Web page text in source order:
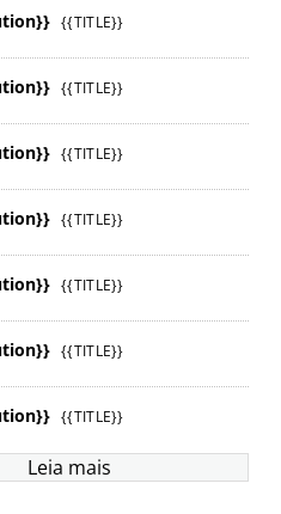
{{TITLE}}
{{TITLE}}
{{TITLE}}
{{TITLE}}
{{TITLE}}
{{TITLE}}
{{TITLE}}
Leia mais